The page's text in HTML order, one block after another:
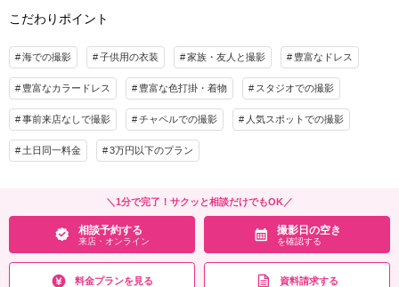
プラン内ドレス・プラン内新郎様洋装,新婦様ヘアメイク,ブーケ,アクセサリー各1,ビ
延長する必要がござますため別プランをお選びください）
相談予約する 撮影日の空き
撮影料
着付け ヘアメイク 小物一式
アルバム データ 10カット 台紙付写真
衣装追加 会食 挙式
家族と撮影 家族用衣装レンタル ペットと撮影
その他含むもの
白無垢_w,co_白無垢_rいずれか
相談予約する
来店・オンライン
撮影日の空き
を確認する
こだわりポイント
海での撮影 子供用の衣装 家族・友人と撮影 豊富なドレス
豊富なカラードレス 豊富な色打掛・着物 スタジオでの撮影
事前来店なしで撮影 チャペルでの撮影 人気スポットでの撮影
土日同一料金 3万円以下のプラン
＼1分で完了！サクッと相談だけでもOK／
相談予約する
来店・オンライン
撮影日の空き
を確認する
料金プランを見る 資料請求する